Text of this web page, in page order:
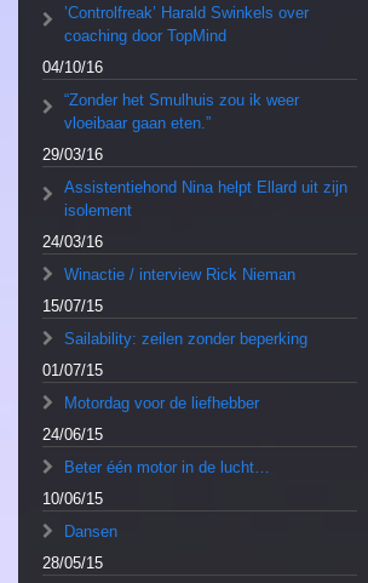
’Controlfreak’ Harald Swinkels over
coaching door TopMind
04/10/16
“Zonder het Smulhuis zou ik weer
vloeibaar gaan eten.”
29/03/16
Assistentiehond Nina helpt Ellard uit zijn
isolement
24/03/16
Winactie / interview Rick Nieman
15/07/15
Sailability: zeilen zonder beperking
01/07/15
Motordag voor de liefhebber
24/06/15
Beter één motor in de lucht…
10/06/15
Dansen
28/05/15